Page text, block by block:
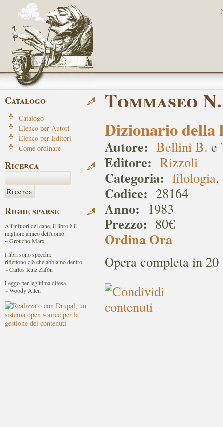
Tommaseo N.
Dizionario della
Autore: Bellini B. e
Editore: Rizzoli
Categoria: filologia,
Codice: 28164
Anno: 1983
Prezzo: 80€
Ordina Ora
Opera completa in
Catalogo
Catalogo
Elenco per Autori
Elenco per Editori
Come ordinare
Ricerca
Righe sparse
All'infuori del cane, il libro è il
migliore amico dell'uomo.
~ Groucho Marx
I libri sono specchi:
riflettono ciò che abbiamo dentro.
~ Carlos Ruiz Zafón
Leggo per legittima difesa.
~ Woody Allen